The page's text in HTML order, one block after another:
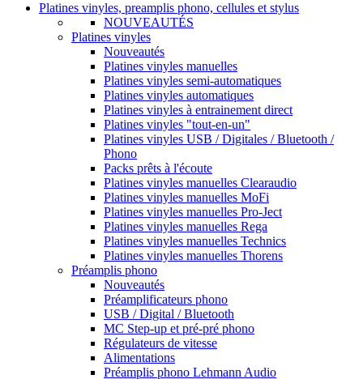
Platines vinyles, preamplis phono, cellules et stylus
NOUVEAUTÉS
Platines vinyles
Nouveautés
Platines vinyles manuelles
Platines vinyles semi-automatiques
Platines vinyles automatiques
Platines vinyles à entrainement direct
Platines vinyles "tout-en-un"
Platines vinyles USB / Digitales / Bluetooth /
Phono
Packs prêts à l'écoute
Platines vinyles manuelles Clearaudio
Platines vinyles manuelles MoFi
Platines vinyles manuelles Pro-Ject
Platines vinyles manuelles Rega
Platines vinyles manuelles Technics
Platines vinyles manuelles Thorens
Préamplis phono
Nouveautés
Préamplificateurs phono
USB / Digital / Bluetooth
MC Step-up et pré-pré phono
Régulateurs de vitesse
Alimentations
Préamplis phono Lehmann Audio